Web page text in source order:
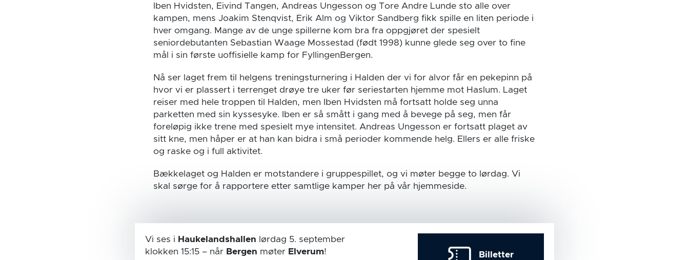
Iben Hvidsten, Eivind Tangen, Andreas Ungesson og Tore Andre Lunde sto alle over
kampen, mens Joakim Stenqvist, Erik Alm og Viktor Sandberg fikk spille en liten periode i
hver omgang. Mange av de unge spillerne kom bra fra oppgjøret der spesielt
seniordebutanten Sebastian Waage Mossestad (født 1998) kunne glede seg over to fine
mål i sin første uoffisielle kamp for FyllingenBergen.
Nå ser laget frem til helgens treningsturnering i Halden der vi for alvor får en pekepinn på
hvor vi er plassert i terrenget drøye tre uker før seriestarten hjemme mot Haslum. Laget
reiser med hele troppen til Halden, men Iben Hvidsten må fortsatt holde seg unna
parketten med sin kyssesyke. Iben er så smått i gang med å bevege på seg, men får
foreløpig ikke trene med spesielt mye intensitet. Andreas Ungesson er fortsatt plaget av
sitt kne, men håper er at han kan bidra i små perioder kommende helg. Ellers er alle friske
og raske og i full aktivitet.
Bækkelaget og Halden er motstandere i gruppespillet, og vi møter begge to lørdag. Vi
skal sørge for å rapportere etter samtlige kamper her på vår hjemmeside.
Vi ses i Haukelandshallen lørdag 5. september
klokken 15:15– når Bergen møter Elverum! Billetter